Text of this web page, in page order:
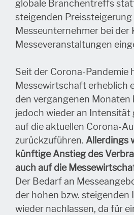
globale Branchentreffs
steigenden
Messeunternehmer bei der
Messeveranstaltungen
Seit der Corona-Pandemie
Messewirtschaft erheblich
den vergangenen
jedoch wieder an Intensität
auf die aktuellen Corona-
zurückzuführen. Allerdings
künftige Anstieg des
auch auf die
Der Bedarf an
der hohen bzw.
wieder nachlassen, da für